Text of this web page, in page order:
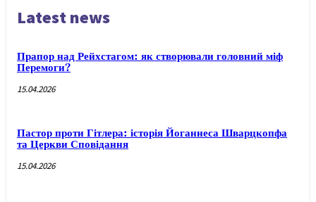
Latest news
Прапор над Рейхстагом: як створювали головний міф
Перемоги?
15.04.2026
Пастор проти Гітлера: історія Йоганнеса Шварцкопфа
та Церкви Сповідання
15.04.2026